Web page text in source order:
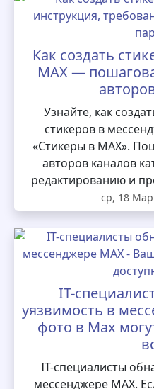
Как создать
MAX —
Узнайте, как
стикеров в
«Стикеры в MAX».
авторов каналов
редактированию и
ср, 18
IT-
уязвимость в
фото в Max
IT-специалисты
мессенджере MAX.